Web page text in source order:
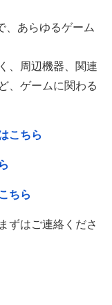
、あらゆるゲーム
、周辺機器、関連
、ゲームに関わる
こちら
ちら
ずはご連絡くださ